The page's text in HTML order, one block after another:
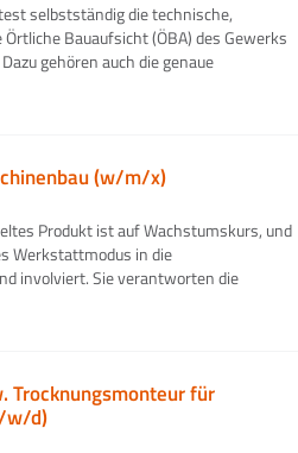
selbstständig die technische,
Bauaufsicht (ÖBA) des Gewerks
gehören auch die genaue
(w/m/x)
Produkt ist auf Wachstumskurs, und
Werkstattmodus in die
involviert. Sie verantworten die
Trocknungsmonteur für
w/d)